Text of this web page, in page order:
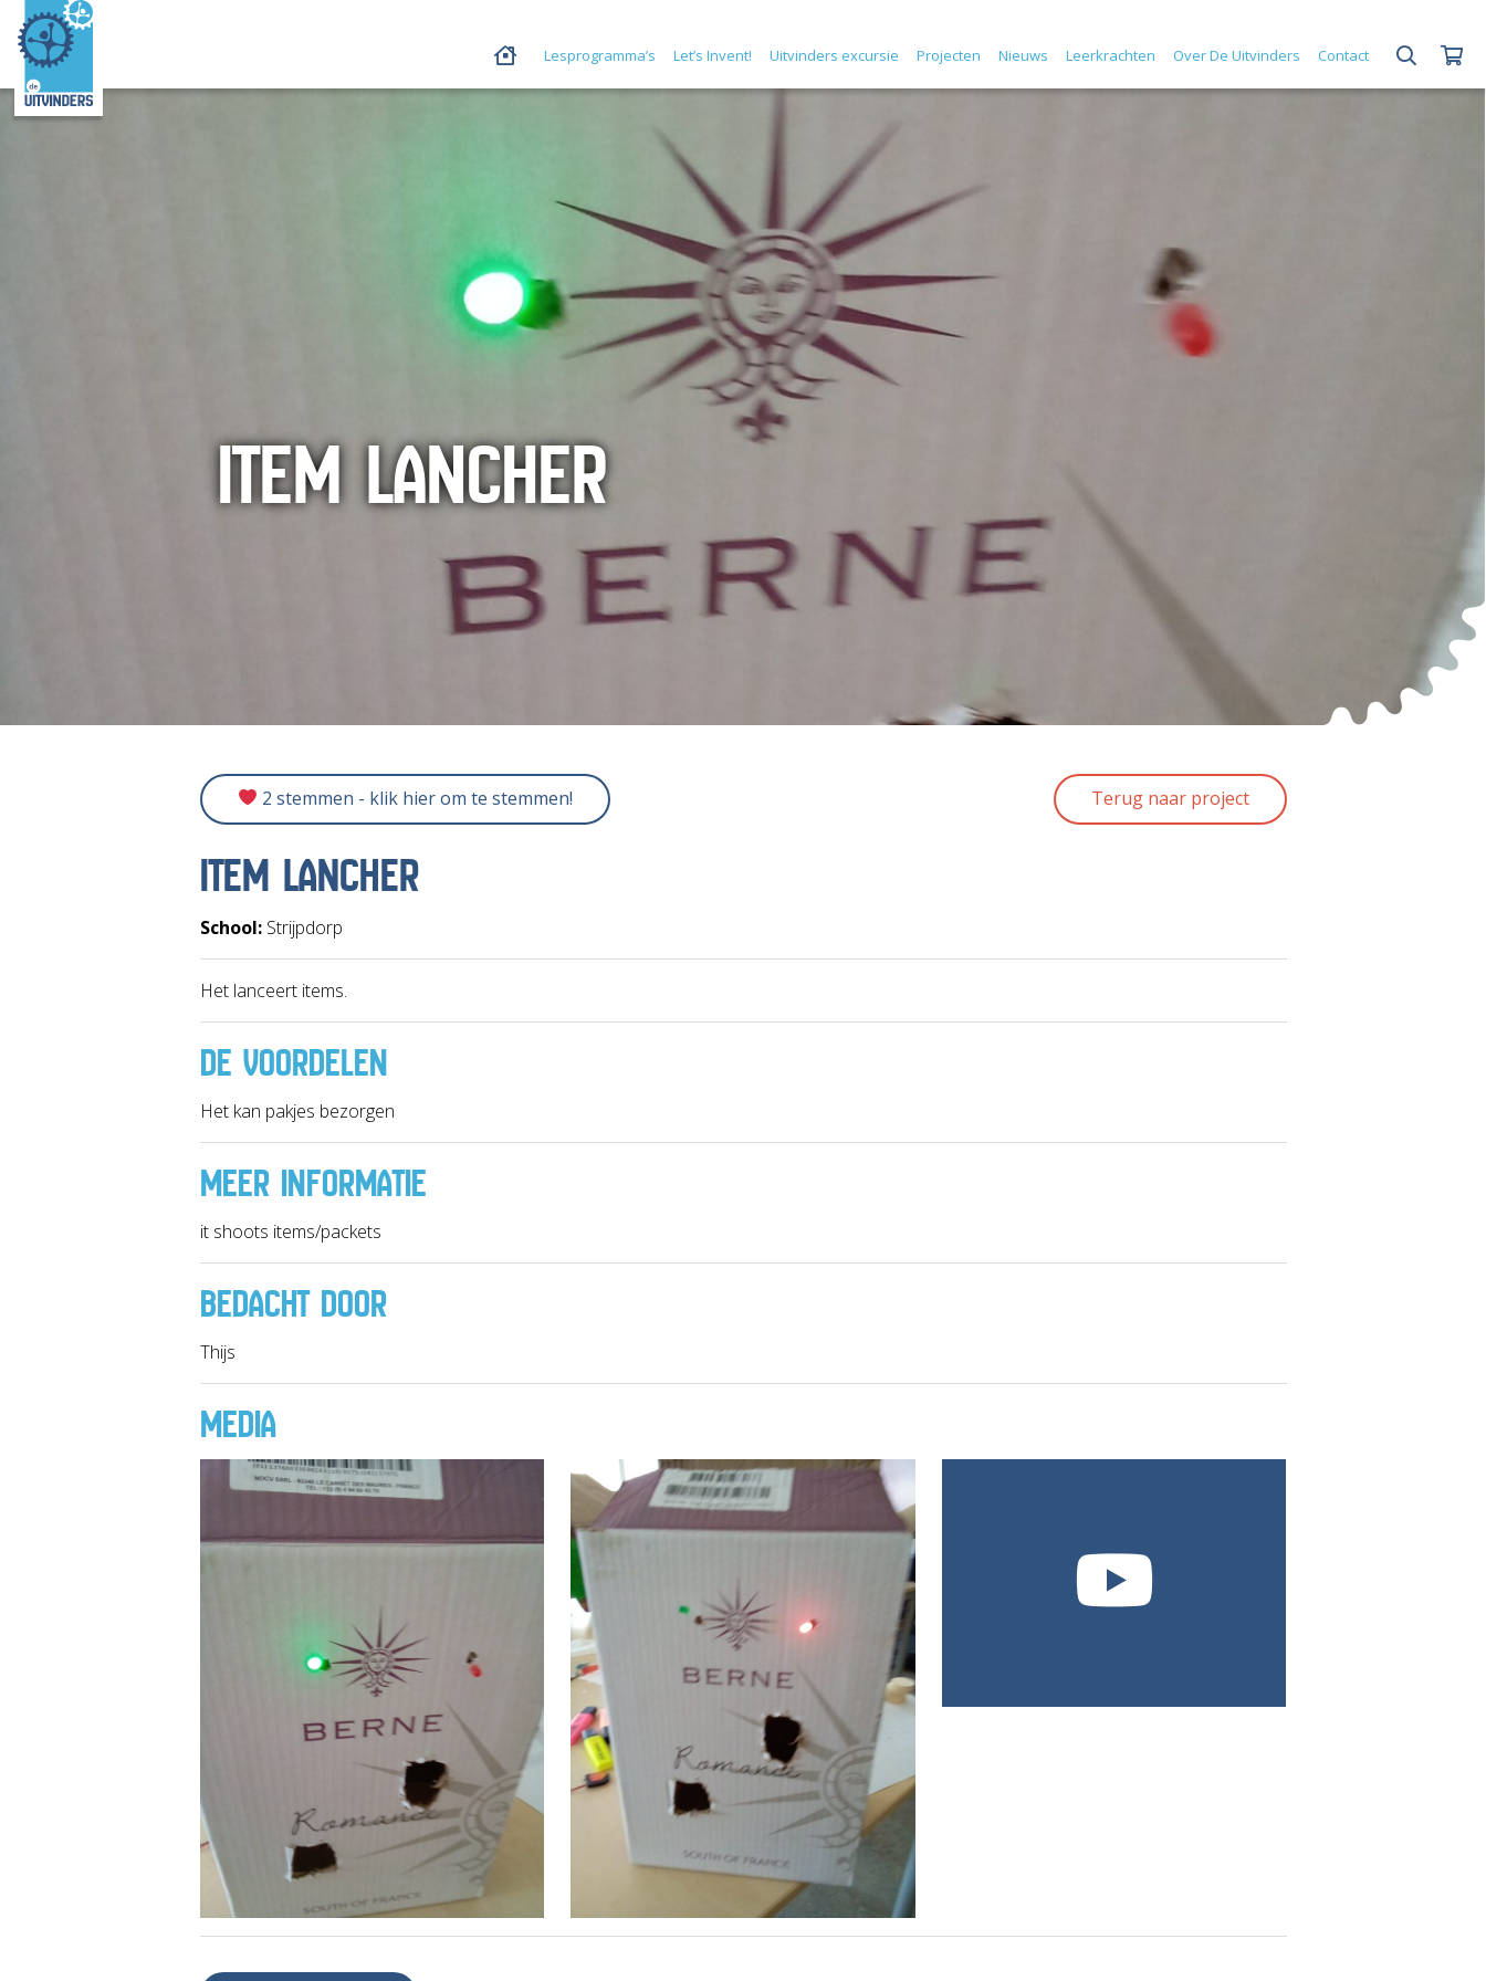
Lesprogramma’s Let’s Invent! Uitvinders excursie Projecten Nieuws Leerkrachten Over De Uitvinders Contact
ITEM LANCHER
2 stemmen - klik hier om te stemmen! Terug naar project
ITEM LANCHER
School:Strijpdorp
Het lanceert items.
DE VOORDELEN
Het kan pakjes bezorgen
MEER INFORMATIE
it shoots items/packets
BEDACHT DOOR
Thijs
MEDIA